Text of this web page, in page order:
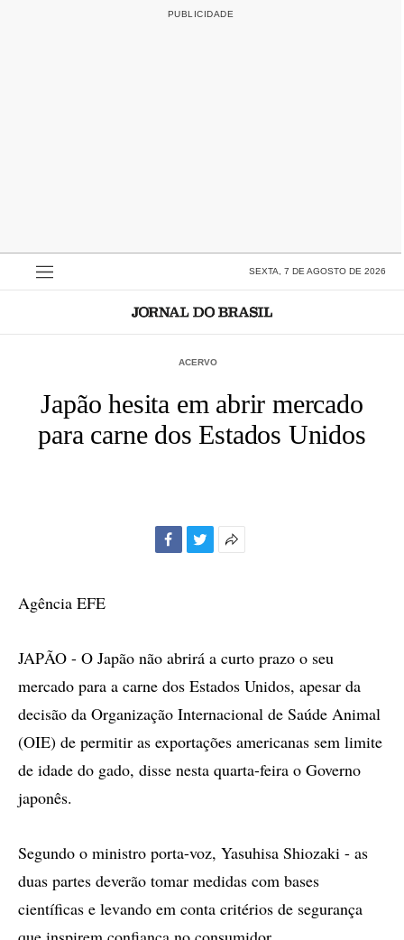
SEXTA, 7 DE AGOSTO DE 2026
ACERVO
Japão hesita em abrir mercado
para carne dos Estados Unidos
Agência EFE
JAPÃO - O Japão não abrirá a curto prazo o seu
mercado para a carne dos Estados Unidos, apesar da
decisão da Organização Internacional de Saúde Animal
(OIE) de permitir as exportações americanas sem limite
de idade do gado, disse nesta quarta-feira o Governo
japonês.
Segundo o ministro porta-voz, Yasuhisa Shiozaki - as
duas partes deverão tomar medidas com bases
científicas e levando em conta critérios de segurança